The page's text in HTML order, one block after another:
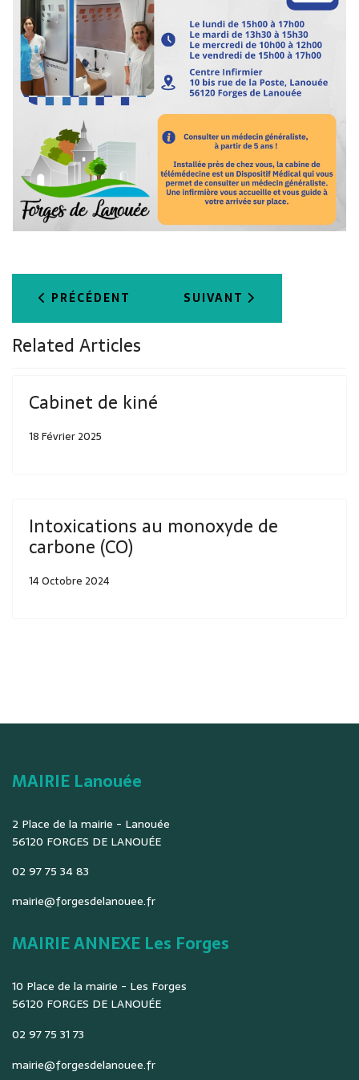
ARTICLE PRÉCÉDENT : DIÉTÉTICIENNE-
PRÉCÉDENT ARTICLE SUIVANT :
SUIVANT
Related Articles
Cabinet de kiné
18 Février 2025
Intoxications au monoxyde de
carbone (CO)
14 Octobre 2024
MAIRIE Lanouée
2 Place de la mairie - Lanouée
56120 FORGES DE LANOUÉE
02 97 75 34 83
mairie@forgesdelanouee.fr
MAIRIE ANNEXE Les Forges
10 Place de la mairie - Les Forges
56120 FORGES DE LANOUÉE
02 97 75 31 73
mairie@forgesdelanouee.fr